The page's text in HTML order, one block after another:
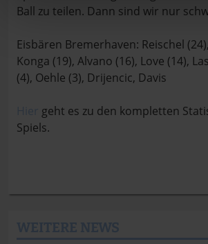
Ball zu teilen. Dann sind wir nur
Eisbären Bremerhaven: Reischel
Konga (19), Alvano (16), Love (14),
(4), Oehle (3), Drijencic, Davis
geht es zu den kompletten
Spiels.